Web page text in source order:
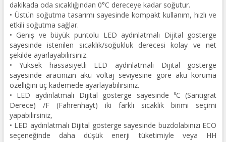
dakikada oda sıcaklığından 0°C dereceye kadar soğutur.
• Üstün soğutma tasarımı sayesinde kompakt kullanım, hızlı ve
etkili soğutma sağlar.
• Geniş ve büyük puntolu LED aydınlatmalı Dijital gösterge
sayesinde istenilen sıcaklık/soğukluk derecesi kolay ve net
şekilde ayarlayabilirsiniz.
• Yüksek hassasiyetli LED aydınlatmalı Dijital gösterge
sayesinde aracınızın akü voltaj seviyesine göre akü koruma
özelliğini üç kademede ayarlayabilirsiniz.
• LED aydınlatmalı Dijital gösterge sayesinde ⁰C (Santigrat
Derece) /F (Fahrenhayt) iki farklı sıcaklık birimi seçimi
yapabilirsiniz,
• LED aydınlatmalı Dijital gösterge sayesinde buzdolabınızı ECO
seçeneğinde daha düşük enerji tüketimiyle veya HH